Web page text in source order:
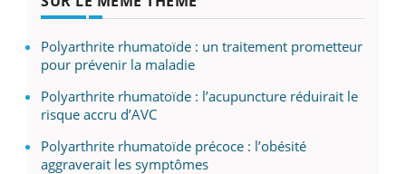
Polyarthrite rhumatoïde : un traitement prometteur
pour prévenir la maladie
Polyarthrite rhumatoïde : l’acupuncture réduirait le
risque accru d’AVC
Polyarthrite rhumatoïde précoce : l’obésité
aggraverait les symptômes